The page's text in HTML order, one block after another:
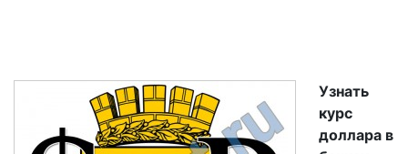
Узнать
курс
доллара в